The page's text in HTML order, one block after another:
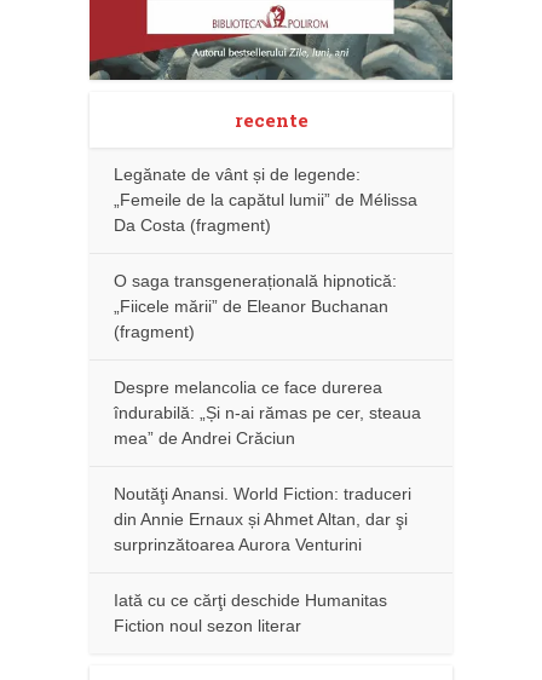
recente
Legănate de vânt și de legende:
„Femeile de la capătul lumii” de Mélissa
Da Costa (fragment)
O saga transgenerațională hipnotică:
„Fiicele mării” de Eleanor Buchanan
(fragment)
Despre melancolia ce face durerea
îndurabilă: „Și n-ai rămas pe cer, steaua
mea” de Andrei Crăciun
Noutăţi Anansi. World Fiction: traduceri
din Annie Ernaux și Ahmet Altan, dar şi
surprinzătoarea Aurora Venturini
Iată cu ce cărţi deschide Humanitas
Fiction noul sezon literar